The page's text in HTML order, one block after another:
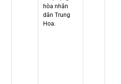
hòa nhân
dân Trung
Hoa.